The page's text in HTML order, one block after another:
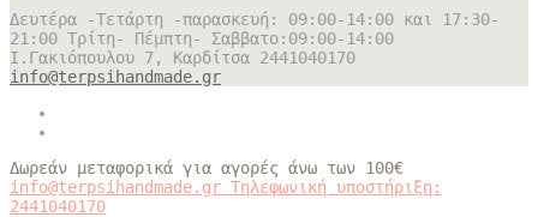
Δευτέρα -Τετάρτη -παρασκευή: 09:00-14:00 και 17:30-
21:00 Τρίτη- Πέμπτη- Σαββατο:09:00-14:00
Ι.Γακιόπουλου 7, Καρδίτσα 2441040170
info@terpsihandmade.gr
Δωρεάν μεταφορικά για αγορές άνω των 100€
info@terpsihandmade.gr Τηλεφωνική υποστήριξη:
2441040170